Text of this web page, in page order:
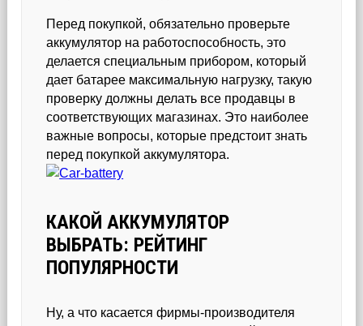
Перед покупкой, обязательно проверьте
аккумулятор на работоспособность, это
делается специальным прибором, который
дает батарее максимальную нагрузку, такую
проверку должны делать все продавцы в
соответствующих магазинах. Это наиболее
важные вопросы, которые предстоит знать
перед покупкой аккумулятора.
КАКОЙ АККУМУЛЯТОР
ВЫБРАТЬ: РЕЙТИНГ
ПОПУЛЯРНОСТИ
Ну, а что касается фирмы-производителя